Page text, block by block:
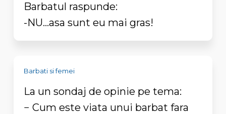
Barbatul raspunde:
-NU...asa sunt eu mai gras!
Barbati si femei
La un sondaj de opinie pe tema:
− Cum este viata unui barbat fara